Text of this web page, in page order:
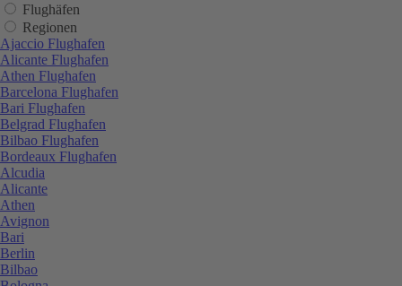
Flughäfen
Regionen
Ajaccio Flughafen
Alicante Flughafen
Athen Flughafen
Barcelona Flughafen
Bari Flughafen
Belgrad Flughafen
Bilbao Flughafen
Bordeaux Flughafen
Alcudia
Alicante
Athen
Avignon
Bari
Berlin
Bilbao